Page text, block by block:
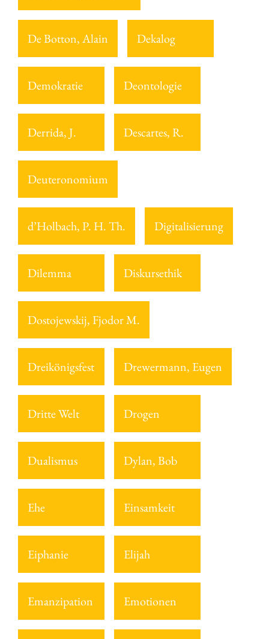
De Botton, Alain Dekalog
Demokratie Deontologie
Derrida, J. Descartes, R.
Deuteronomium
d’Holbach, P. H. Th. Digitalisierung
Dilemma Diskursethik
Dostojewskij, Fjodor M.
Dreikönigsfest Drewermann, Eugen
Dritte Welt Drogen
Dualismus Dylan, Bob
Ehe Einsamkeit
Eiphanie Elijah
Emanzipation Emotionen